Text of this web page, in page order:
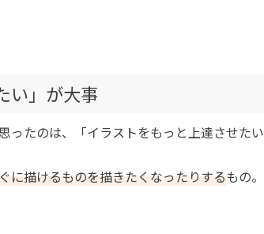
い」が大事
ったのは、「イラストをもっと上達させたい
に描けるものを描きたくなったりするもの。